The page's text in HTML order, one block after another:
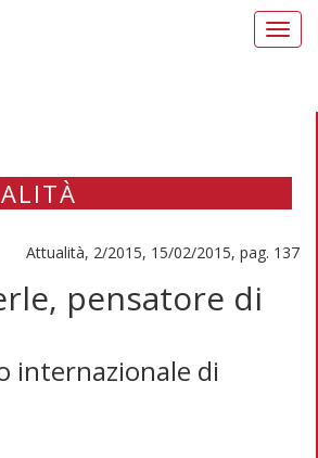
Attualità, 2/2015, 15/02/2015, pag. 137
pensatore di
internazionale di